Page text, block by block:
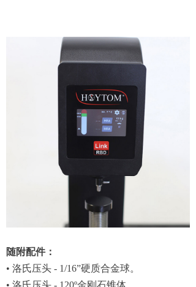
随附配件：
• 洛氏压头 - 1/16”硬质合金球。
• 洛氏压头 - 120º金刚石锥体。